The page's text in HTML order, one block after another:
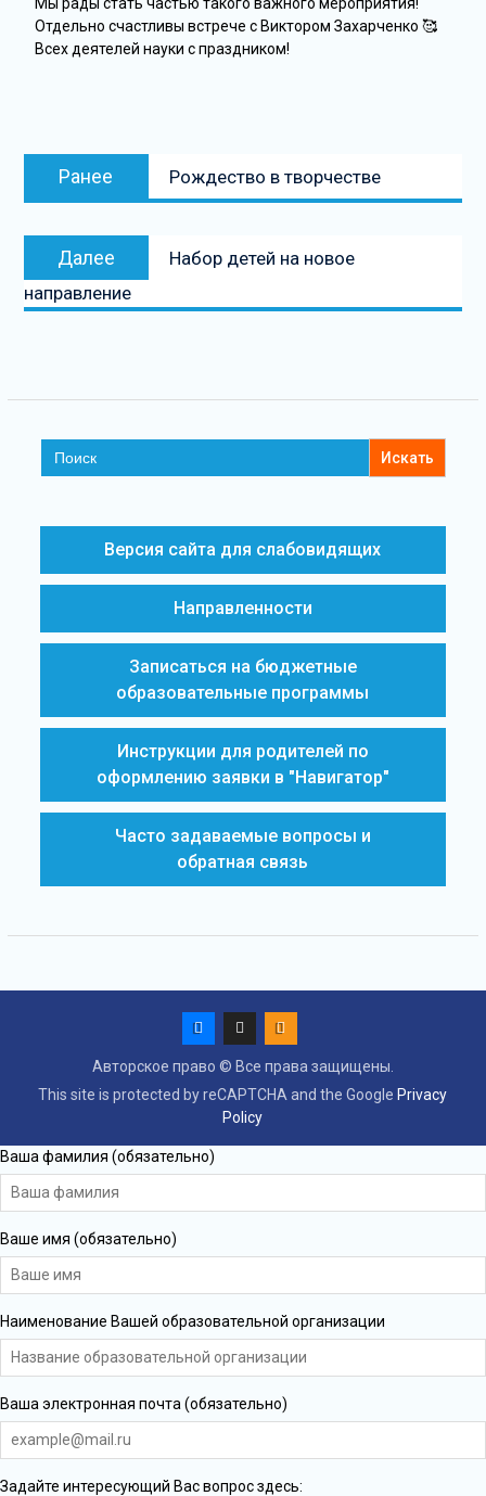
Отдельно счастливы встрече с Виктором Захарченко 🥰
Всех деятелей науки с праздником!
Ранее Рождество в творчестве
Далее
Набор детей на новое
направление
Search
for:
Версия сайта для слабовидящих
Направленности
Записаться на бюджетные
образовательные программы
Инструкции для родителей по
оформлению заявки в "Навигатор"
Часто задаваемые вопросы и
обратная связь
Авторское право © Все права защищены.
This site is protected by reCAPTCHA and the Google Privacy
Policy
Ваша фамилия (обязательно)
Ваше имя (обязательно)
Наименование Вашей образовательной организации
Ваша электронная почта (обязательно)
Задайте интересующий Вас вопрос здесь: